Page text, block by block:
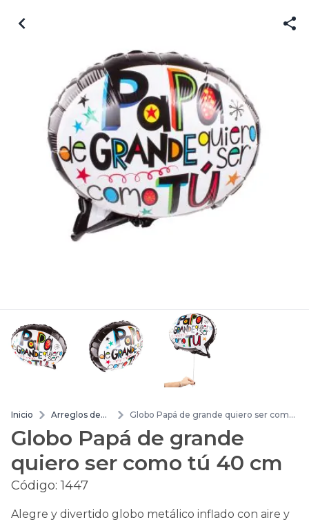
Inicio
Arreglos de
Globo Papá de grande quiero ser como
Globo Papá de grande
quiero ser como tú 40 cm
Código:1447
Alegre y divertido globo metálico inflado con aire y